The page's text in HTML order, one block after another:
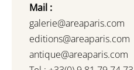
Mail :
galerie@areaparis.com
editions@areaparis.com
antique@areaparis.com